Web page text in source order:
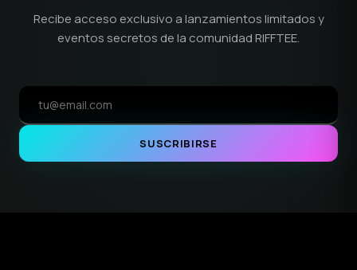
Recibe acceso exclusivo a lanzamientos limitados y
eventos secretos de la comunidad RIFFTEE.
SUSCRIBIRSE